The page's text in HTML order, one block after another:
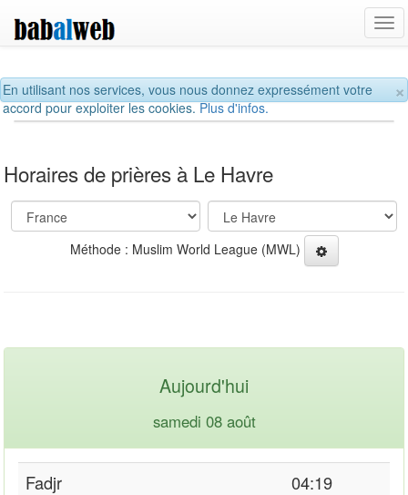
×
En utilisant nos services, vous nous donnez expressément votre
accord pour exploiter les cookies.Plus d'infos.
Horaires de prières à Le Havre
Méthode : Muslim World League (MWL)
Aujourd'hui
samedi 08 août
Fadjr
04:19